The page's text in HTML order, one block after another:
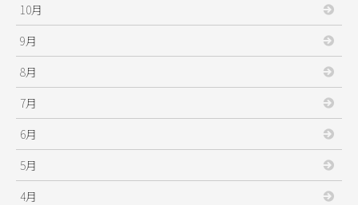
10月
9月
8月
7月
6月
5月
4月